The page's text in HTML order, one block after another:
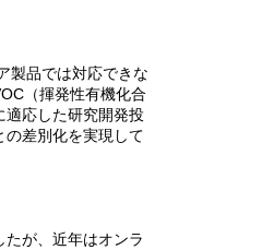
製品では対応できな
（揮発性有機化合
適応した研究開発投
の差別化を実現して
が、近年はオンラ